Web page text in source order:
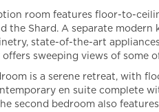
room features floor-to-
the Shard. A separate
state-of-the-art
sweeping views of some
is a serene retreat, with
en suite complete
second bedroom also